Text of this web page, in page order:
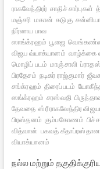
ராகவேந்திரர் சாதிச் சார்புகள்
மஞ்சரி மகான் கடுகு
நிர்ணய பாவ
ஸாங்க்ரஹம் பூஜை
விஜய வ்யாக்யானம் வாழ்க்கை
மொழிப் படம் மாஞ்சாலி
பிரதேசம் நடிகர் ராஜ்குமார்
சங்க்ரஹம் திரைப்படம்
ஸங்க்ரஹம் சரஸ்வதி
தேவதை ஸ்ரீ ராகவேந்திர
பிரஸ்தனம் கும்பகோணம்
வித்வான் பகவத்
வியாக்யானம்
நல்ல மற்றும்